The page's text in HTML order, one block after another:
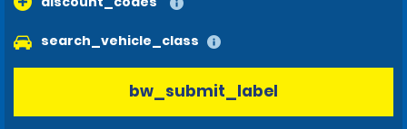
search_vehicle_class
bw_submit_label